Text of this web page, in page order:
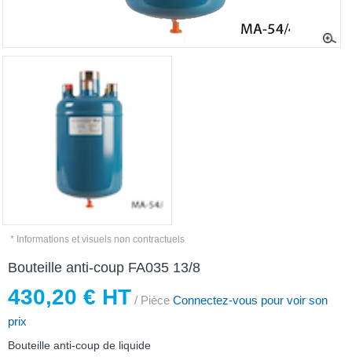
* Informations et visuels non contractuels
Bouteille anti-coup FA035 13/8
430,20 € HT / Pièce Connectez-vous pour voir son
prix
Bouteille anti-coup de liquide